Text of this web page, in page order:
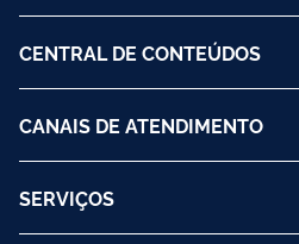
CENTRAL DE CONTEÚDOS
CANAIS DE ATENDIMENTO
SERVIÇOS